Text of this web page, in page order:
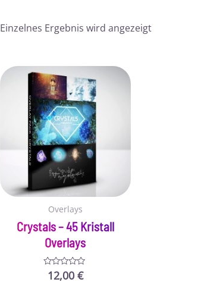
Einzelnes Ergebnis wird angezeigt
Overlays
Crystals – 45 Kristall
Overlays
Bewertet
mit
12,00 €